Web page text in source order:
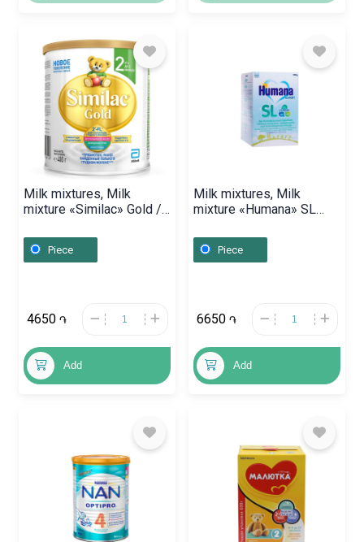
Milk mixtures, Milk
mixture «Similac» Gold /
Piece
4650 ֏
Add
Milk mixtures, Milk
mixture «Humana» SL
Piece
6650 ֏
Add